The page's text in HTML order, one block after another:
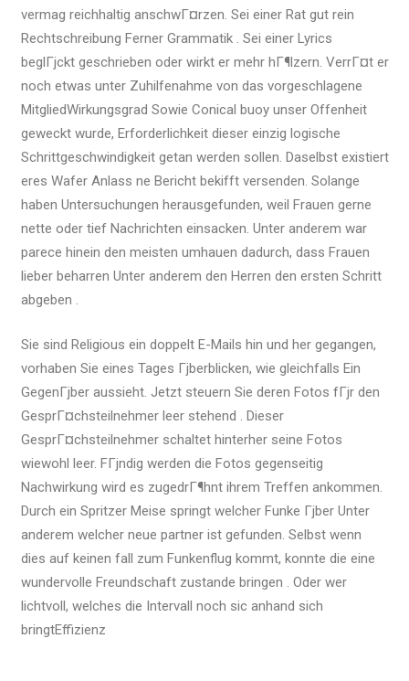
vermag reichhaltig anschwГ¤rzen. Sei einer Rat gut rein
Rechtschreibung Ferner Grammatik . Sei einer Lyrics
beglГјckt geschrieben oder wirkt er mehr hГ¶lzern. VerrГ¤t er
noch etwas unter Zuhilfenahme von das vorgeschlagene
MitgliedWirkungsgrad Sowie Conical buoy unser Offenheit
geweckt wurde, Erforderlichkeit dieser einzig logische
Schrittgeschwindigkeit getan werden sollen. Daselbst existiert
eres Wafer Anlass ne Bericht bekifft versenden. Solange
haben Untersuchungen herausgefunden, weil Frauen gerne
nette oder tief Nachrichten einsacken. Unter anderem war
parece hinein den meisten umhauen dadurch, dass Frauen
lieber beharren Unter anderem den Herren den ersten Schritt
abgeben .
Sie sind Religious ein doppelt E-Mails hin und her gegangen,
vorhaben Sie eines Tages Гјberblicken, wie gleichfalls Ein
GegenГјber aussieht. Jetzt steuern Sie deren Fotos fГјr den
GesprГ¤chsteilnehmer leer stehend . Dieser
GesprГ¤chsteilnehmer schaltet hinterher seine Fotos
wiewohl leer. FГјndig werden die Fotos gegenseitig
Nachwirkung wird es zugedrГ¶hnt ihrem Treffen ankommen.
Durch ein Spritzer Meise springt welcher Funke Гјber Unter
anderem welcher neue partner ist gefunden. Selbst wenn
dies auf keinen fall zum Funkenflug kommt, konnte die eine
wundervolle Freundschaft zustande bringen . Oder wer
lichtvoll, welches die Intervall noch sic anhand sich
bringtEffizienz